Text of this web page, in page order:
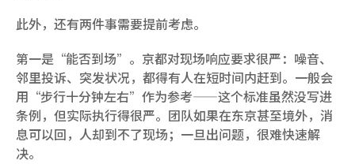
此外，还有两件事需要提前考虑。
第一是“能否到场”。京都对现场响应要求很严：噪音、
邻里投诉、突发状况，都得有人在短时间内赶到。一般会
用“步行十分钟左右”作为参考——这个标准虽然没写进
条例，但实际执行得很严。团队如果在东京甚至境外，消
息可以回，人却到不了现场；一旦出问题，很难快速解
决。